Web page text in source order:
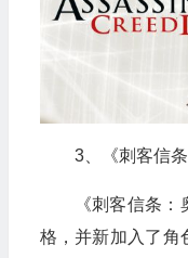
3、《刺客信条
《刺客信条
格，并新加入了角